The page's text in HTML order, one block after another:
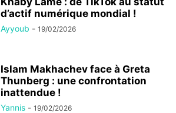
d’actif numérique mondial !
Ayyoub - 19/02/2026
Islam Makhachev face à Greta
Thunberg : une confrontation
inattendue !
Yannis - 19/02/2026